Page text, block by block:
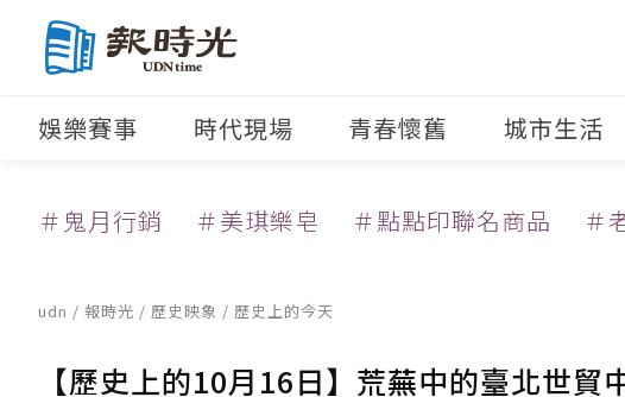
娛樂賽事 時代現場 青春懷舊 城市生活
＃鬼月行銷 ＃美琪樂皂 ＃點點印聯名商品 ＃
udn / 報時光 / 歷史映象 / 歷史上的今天
【歷史上的10月16日】荒蕪中的臺北世貿